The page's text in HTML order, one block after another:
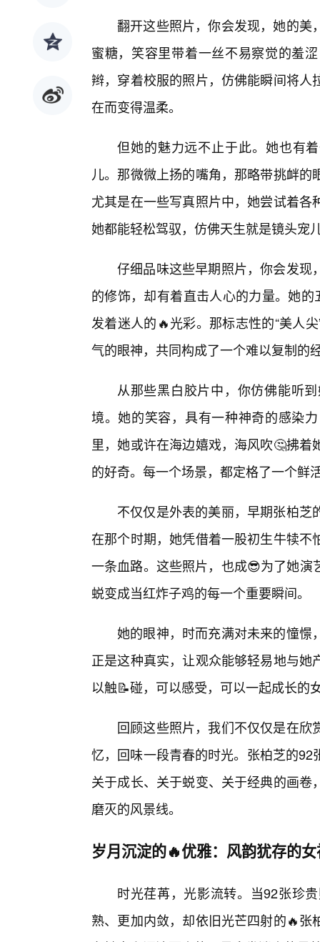
翻开这些照片，你会发现，她的美
蜜糖，笑容里带着一丝不易察觉的羞
辫，穿着校服的照片，仿佛能瞬间将
在而变得温柔。
但她的魅力远不止于此。她也有
儿。那微微上扬的嘴角，那略带挑衅
尤其是在一些写真照片中，她尝试着
她都能轻松驾驭，仿佛天生就是镜头宠
仔细品味这些早期照片，你会发现
的修饰，却有着直击人心的力量。她
发着迷人的🔥光彩。那标志性的“美人
气的眼神，共同构成了一个难以复制的
从那些黑白胶片中，你仿佛能听
境。她的笑容，具有一种神奇的感染
里，她或许在海边嬉戏，海风吹🤔拂
的好奇。每一个场景，都定格了一个鲜
不仅仅是外表的美丽，早期张柏
在那个时期，她凭借着一股初生牛犊
一条血路。这些照片，也成😎为了她
蜕变成当红炸子鸡的每一个重要瞬间。
她的眼神，时而充满对未来的憧憬
正是这种真实，让观众能够轻易地与
以触📝碰，可以感受，可以一起成长的
回顾这些照片，我们不仅仅是在
忆，回味一段青春的时光。张柏芝的
关于成长、关于蜕变、关于经典的画
磨灭的风景线。
岁月沉淀的🔥优雅：风韵犹存的
时光荏苒，光影流转。当92张珍
熟、更加内敛，却依旧光芒四射的🔥